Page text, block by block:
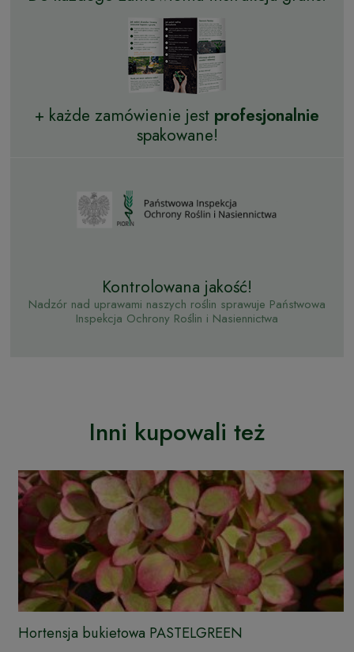
+ każde zamówienie jest profesjonalnie
spakowane!
Kontrolowana jakość!
Nadzór nad uprawami naszych roślin sprawuje Państwowa
Inspekcja Ochrony Roślin i Nasiennictwa
Inni kupowali też
Hortensja bukietowa PASTELGREEN